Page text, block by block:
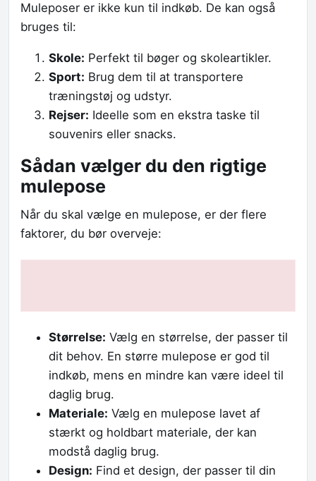
Muleposer er ikke kun til indkøb. De kan også
bruges til:
Skole: Perfekt til bøger og skoleartikler.
Sport: Brug dem til at transportere
træningstøj og udstyr.
Rejser: Ideelle som en ekstra taske til
souvenirs eller snacks.
Sådan vælger du den rigtige
mulepose
Når du skal vælge en mulepose, er der flere
faktorer, du bør overveje:
Størrelse: Vælg en størrelse, der passer til
dit behov. En større mulepose er god til
indkøb, mens en mindre kan være ideel til
daglig brug.
Materiale: Vælg en mulepose lavet af
stærkt og holdbart materiale, der kan
modstå daglig brug.
Design: Find et design, der passer til din